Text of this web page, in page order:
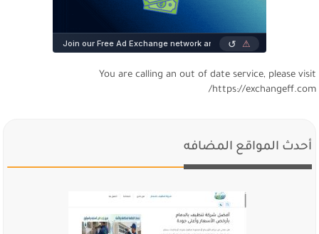
You are calling an out of date service, please visit
https://exchangeff.com/
أحدث المواقع المضافه